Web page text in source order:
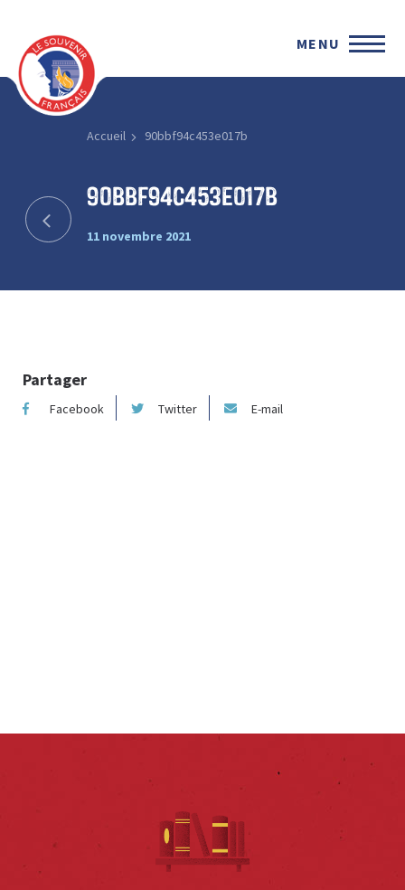
MENU
Accueil 90bbf94c453e017b
90bbf94c453e017b
11 novembre 2021
Partager
Facebook Twitter E-mail